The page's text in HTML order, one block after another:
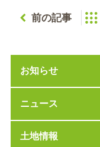
前の記事
お知らせ
ニュース
土地情報